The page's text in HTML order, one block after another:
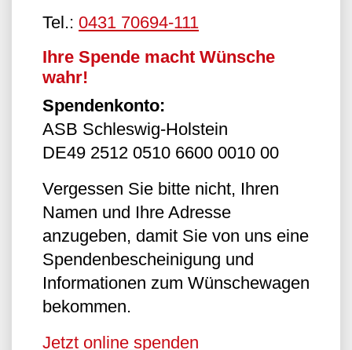
Tel.: 0431 70694-111
Ihre Spende macht Wünsche
wahr!
Spendenkonto:
ASB Schleswig-Holstein
DE49 2512 0510 6600 0010 00
Vergessen Sie bitte nicht, Ihren
Namen und Ihre Adresse
anzugeben, damit Sie von uns eine
Spendenbescheinigung und
Informationen zum Wünschewagen
bekommen.
Jetzt online spenden